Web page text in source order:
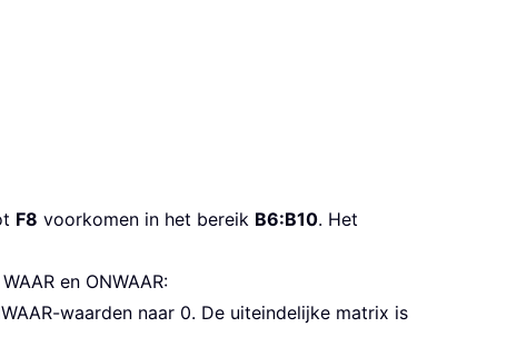
F8 voorkomen in het bereik B6:B10. Het
en ONWAAR:
waarden naar 0. De uiteindelijke matrix is